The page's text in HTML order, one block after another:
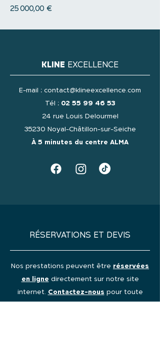
Prix
25 000,00 €
KLINE EXCELLENCE
E-mail : contact@klineexcellence.com
Tél : 02 55 99 46 53
24 rue Louis Delourmel
35230 Noyal-Châtillon-sur-Seiche
À 5 minutes du centre ALMA
RÉSERVATIONS ET DEVIS
Nos prestations peuvent être réservées
en ligne directement sur notre site
internet. Contactez-nous pour toute
demande sur-mesure.